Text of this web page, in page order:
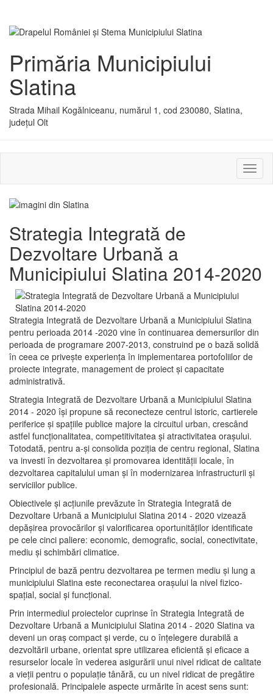
Primăria Municipiului
Slatina
Strada Mihail Kogălniceanu, numărul 1, cod 230080, Slatina,
județul Olt
sau
Strategia Integrată de
Dezvoltare Urbană a
Municipiului Slatina 2014-2020
Strategia Integrată de Dezvoltare Urbană a Municipiului Slatina
pentru perioada 2014 -2020 vine în continuarea demersurilor din
perioada de programare 2007-2013, construind pe o bază solidă
în ceea ce priveşte experienţa în implementarea portofoliilor de
proiecte integrate, management de proiect și capacitate
administrativă.
Strategia Integrată de Dezvoltare Urbană a Municipiului Slatina
2014 - 2020 își propune să reconecteze centrul istoric, cartierele
periferice şi spaţiile publice majore la circuitul urban, crescând
astfel funcţionalitatea, competitivitatea şi atractivitatea oraşului.
Totodată, pentru a-şi consolida poziţia de centru regional, Slatina
va investi în dezvoltarea şi promovarea identităţii locale, în
dezvoltarea capitalului uman şi în modernizarea infrastructurii şi
serviciilor publice.
Obiectivele şi acţiunile prevăzute în Strategia Integrată de
Dezvoltare Urbană a Municipiului Slatina 2014 - 2020 vizează
depășirea provocărilor şi valorificarea oportunităţilor identificate
pe cele cinci paliere: economic, demografic, social, conectivitate,
mediu şi schimbări climatice.
Principiul de bază pentru dezvoltarea pe termen mediu şi lung a
municipiului Slatina este reconectarea oraşului la nivel fizico-
spaţial, social şi funcţional.
Prin intermediul proiectelor cuprinse în Strategia Integrată de
Dezvoltare Urbană a Municipiului Slatina 2014 - 2020 Slatina va
deveni un oraş compact şi verde, cu o înţelegere durabilă a
dezvoltării urbane, orientat spre utilizarea eficientă şi eficace a
resurselor locale în vederea asigurării unui nivel ridicat de calitate
a vieţii pentru o populaţie tânără, cu un nivel ridicat de pregătire
profesională. Principalele aspecte urmărite în acest sens sunt: